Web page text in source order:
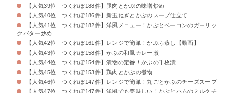
【人気39位｜つくれぽ188件】豚肉とかぶの味噌炒め
【人気40位｜つくれぽ186件】新玉ねぎとかぶのスープ仕立て
【人気41位｜つくれぽ182件】洋風メニュー！かぶとベーコンのガーリッ
クバター炒め
【人気42位｜つくれぽ161件】レンジで簡単！かぶら蒸し【動画】
【人気43位｜つくれぽ158件】かぶの和風カレー煮
【人気44位｜つくれぽ154件】漬物の定番！かぶの千枚漬
【人気45位｜つくれぽ153件】鶏肉とかぶの煮物
【人気46位｜つくれぽ147件】レンジで簡単！丸ごとかぶのチーズスープ
【人気47位｜つくれぽ147件】洋風でも美味しい！かぶとハムのミルクチ